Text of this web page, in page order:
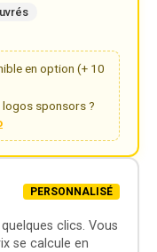
en option (+ 10
sponsors ?
PERSONNALISÉ
clics. Vous
se calcule en